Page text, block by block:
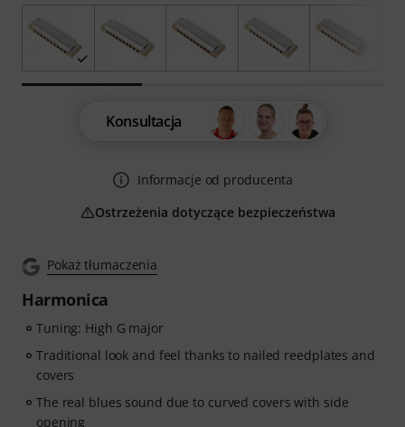
Pokaż tłumaczenia
Harmonica
Tuning: High G major
Traditional look and feel thanks to nailed reedplates and
covers
The real blues sound due to curved covers with side
opening
Konsultacja
Informacje od producenta
Ostrzeżenia dotyczące bezpieczeństwa